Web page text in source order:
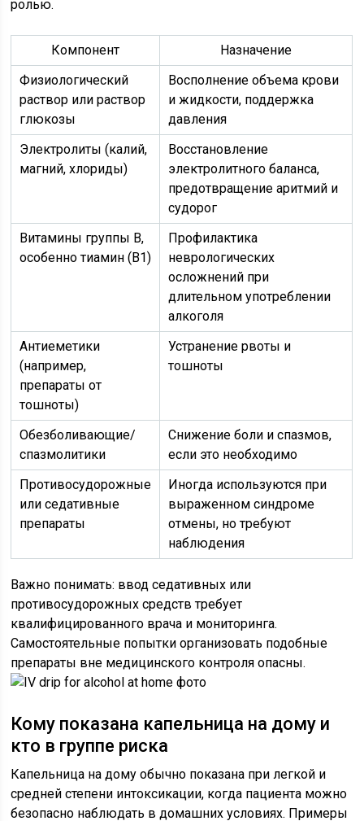
ролью.
Компонент
Назначение
Физиологический
раствор или раствор
глюкозы
Восполнение объема крови
и жидкости, поддержка
давления
Электролиты (калий,
магний, хлориды)
Восстановление
электролитного баланса,
предотвращение аритмий и
судорог
Витамины группы B,
особенно тиамин (B1)
Профилактика
неврологических
осложнений при
длительном употреблении
алкоголя
Антиеметики
(например,
препараты от
тошноты)
Устранение рвоты и
тошноты
Обезболивающие/
спазмолитики
Снижение боли и спазмов,
если это необходимо
Противосудорожные
или седативные
препараты
Иногда используются при
выраженном синдроме
отмены, но требуют
наблюдения
Важно понимать: ввод седативных или
противосудорожных средств требует
квалифицированного врача и мониторинга.
Самостоятельные попытки организовать подобные
препараты вне медицинского контроля опасны.
Кому показана капельница на дому и
кто в группе риска
Капельница на дому обычно показана при легкой и
средней степени интоксикации, когда пациента можно
безопасно наблюдать в домашних условиях. Примеры